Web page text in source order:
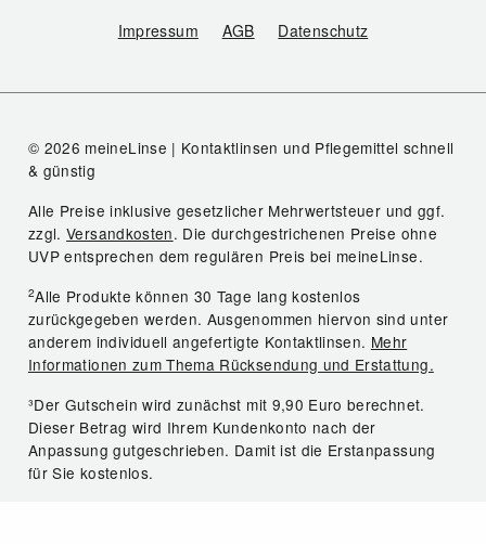
Impressum AGB Datenschutz
© 2026 meineLinse | Kontaktlinsen und Pflegemittel schnell
& günstig
Alle Preise inklusive gesetzlicher Mehrwertsteuer und ggf.
zzgl.Versandkosten. Die durchgestrichenen Preise ohne
UVP entsprechen dem regulären Preis bei meineLinse.
2Alle Produkte können 30 Tage lang kostenlos
zurückgegeben werden. Ausgenommen hiervon sind unter
anderem individuell angefertigte Kontaktlinsen. Mehr
Informationen zum Thema Rücksendung und Erstattung.
³Der Gutschein wird zunächst mit 9,90 Euro berechnet.
Dieser Betrag wird Ihrem Kundenkonto nach der
Anpassung gutgeschrieben. Damit ist die Erstanpassung
für Sie kostenlos.